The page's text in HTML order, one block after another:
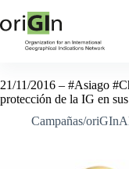
21/11/2016 – #Asiago
protección de la IG en
Campañas/